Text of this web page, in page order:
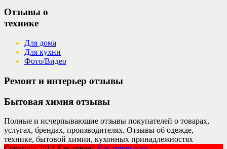
Отзывы о
технике
Для дома
Для кухни
Фото/Видео
Ремонт и интерьер отзывы
Бытовая химия отзывы
Полные и исчерпывающие отзывы покупателей о товарах,
услугах, брендах, производителях. Отзывы об одежде,
технике, бытовой химии, кухонных принадлежностях